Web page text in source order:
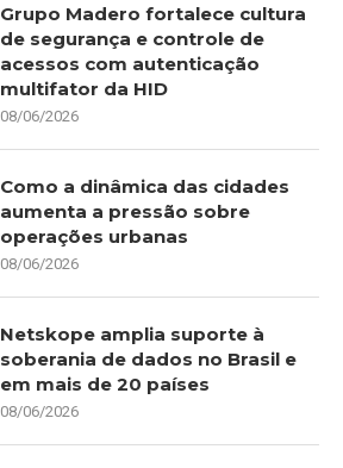
Grupo Madero fortalece cultura
de segurança e controle de
acessos com autenticação
multifator da HID
08/06/2026
Como a dinâmica das cidades
aumenta a pressão sobre
operações urbanas
08/06/2026
Netskope amplia suporte à
soberania de dados no Brasil e
em mais de 20 países
08/06/2026